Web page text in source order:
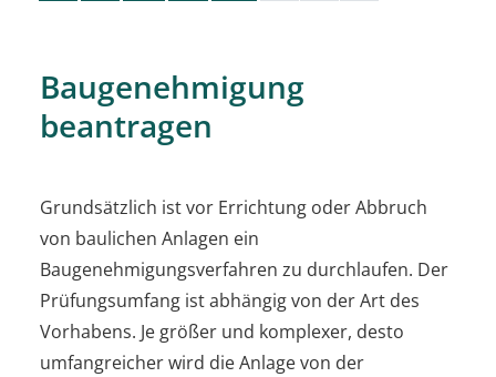
Baugenehmigung
beantragen
Grundsätzlich ist vor Errichtung oder Abbruch
von baulichen Anlagen ein
Baugenehmigungsverfahren zu durchlaufen. Der
Prüfungsumfang ist abhängig von der Art des
Vorhabens. Je größer und komplexer, desto
umfangreicher wird die Anlage von der